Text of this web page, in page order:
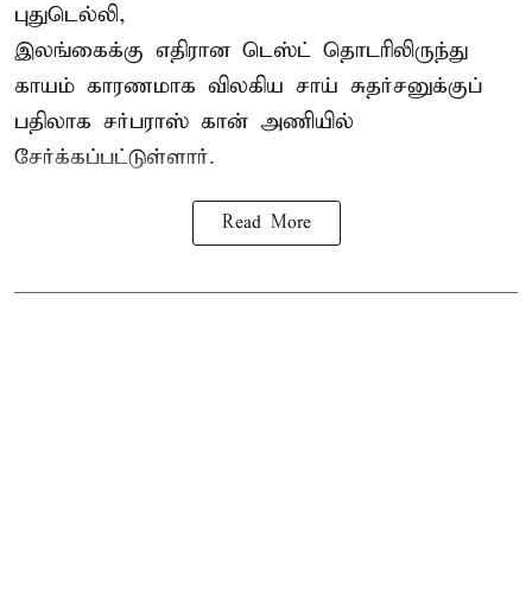
புதுடெல்லி,
இலங்கைக்கு எதிரான டெஸ்ட் தொடரிலிருந்து
காயம் காரணமாக விலகிய சாய் சுதர்சனுக்குப்
பதிலாக சர்பராஸ் கான் அணியில்
சேர்க்கப்பட்டுள்ளார்.
Read More